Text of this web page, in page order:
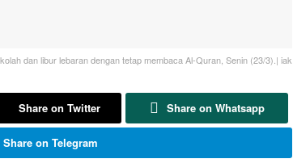
dan libur lebaran dengan tetap membaca Al-Quran, Senin (23/3).| iak
Share on Twitter Share on Whatsapp
Share on Telegram